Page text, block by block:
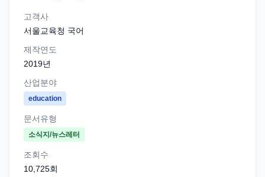
고객사
서울교육청 국어
제작연도
2019년
산업분야
education
문서유형
소식지/뉴스레터
조회수
10,725회